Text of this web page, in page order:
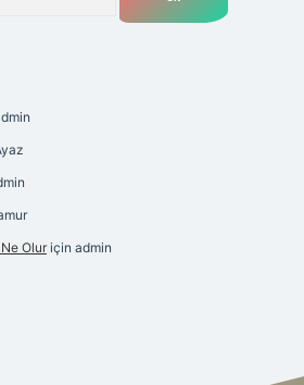
Olur için admin